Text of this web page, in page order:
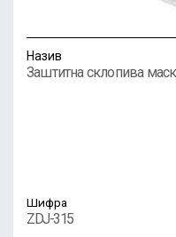
Назив
Заштитна склопива
Шифра
ZDJ-315